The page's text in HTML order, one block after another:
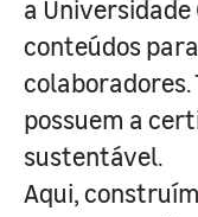
a
conteúdos
colaboradores.
possuem a
sustentável.
Aqui,